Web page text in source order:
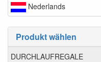
Nederlands
Produkt wählen
DURCHLAUFREGALE